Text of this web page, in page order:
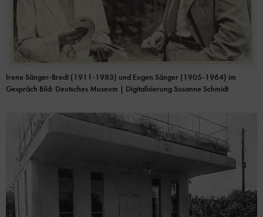
Irene Sänger-Bredt (1911-1983) und Eugen Sänger (1905-1964) im
Gespräch Bild: Deutsches Museum | Digitalisierung Susanne Schmidt